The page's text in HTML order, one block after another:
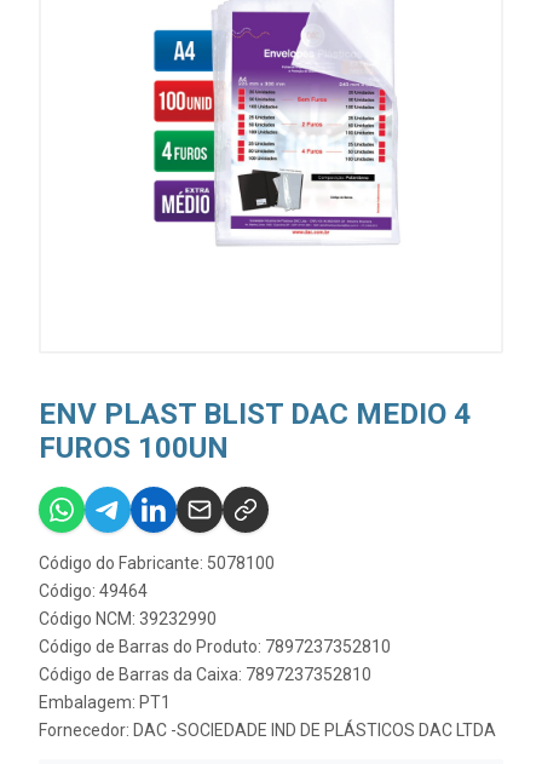
ENV PLAST BLIST DAC MEDIO 4
FUROS 100UN
Código do Fabricante: 5078100
Código: 49464
Código NCM: 39232990
Código de Barras do Produto: 7897237352810
Código de Barras da Caixa: 7897237352810
Embalagem: PT1
Fornecedor: DAC -SOCIEDADE IND DE PLÁSTICOS DAC LTDA